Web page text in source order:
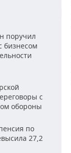
поручил
бизнесом
с
обороны
по
27,2